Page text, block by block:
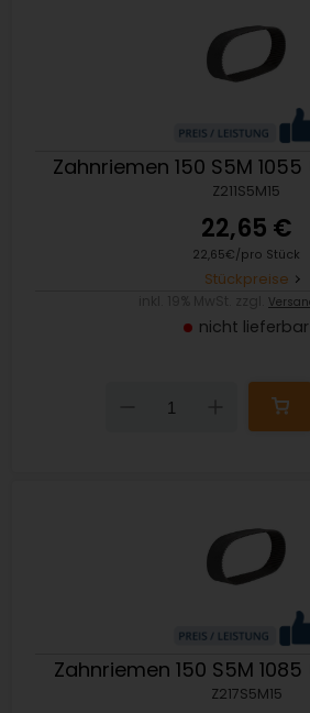
Zahnriemen 150 S5M
Z211S5M15
22,65 €
22,65€/pro Stück
Stückpreise
nicht lieferbar
Down
Zahnriemen 150 S5M
Z217S5M15